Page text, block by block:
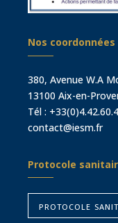
Nos coordonnées
380, Avenue W.A
13100 Aix-en-
Tél :
contact@iesm.fr
Protocole
protocole